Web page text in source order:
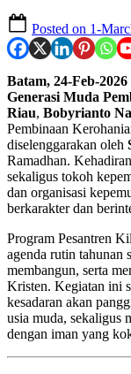
Posted on 1-
Batam, 24-Feb-2026
Generasi Muda
Riau, Bobyrianto
Pembinaan
diselenggarakan oleh
Ramadhan.
sekaligus tokoh
dan organisasi
berkarakter dan
Program Pesantren
agenda rutin tahunan
membangun, serta
Kristen. Kegiatan ini
kesadaran akan
usia muda, sekaligus
dengan iman yang